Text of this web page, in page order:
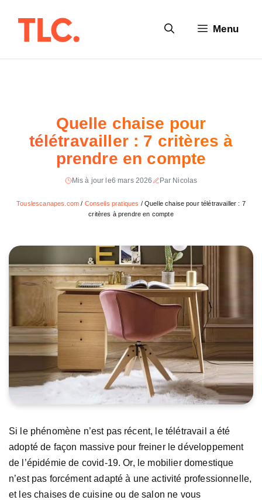
Menu
Quelle chaise pour
télétravailler : 7 critères à
prendre en compte
Mis à jour le6 mars 2026 Par Nicolas
Touslescanapes.com / Conseils pratiques / Quelle chaise pour télétravailler : 7
critères à prendre en compte
Si le phénomène n’est pas récent, le télétravail a été
adopté de façon massive pour freiner le développement
de l’épidémie de covid-19. Or, le mobilier domestique
n’est pas forcément adapté à une activité professionnelle,
et les chaises de cuisine ou de salon ne vous